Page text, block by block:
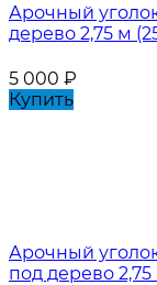
Арочный
дерево 2,75 м
5 000 ₽
Купить
Арочный
под дерево